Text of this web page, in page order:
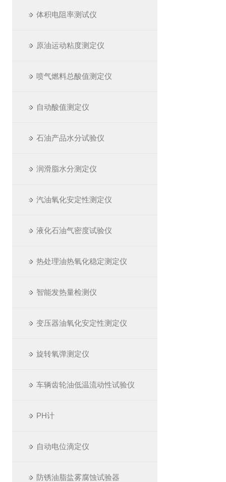
体积电阻率测试仪
原油运动粘度测定仪
喷气燃料总酸值测定仪
自动酸值测定仪
石油产品水分试验仪
润滑脂水分测定仪
汽油氧化安定性测定仪
液化石油气密度试验仪
热处理油热氧化稳定测定仪
智能发热量检测仪
变压器油氧化安定性测定仪
旋转氧弹测定仪
车辆齿轮油低温流动性试验仪
PH计
自动电位滴定仪
防锈油脂盐雾腐蚀试验器